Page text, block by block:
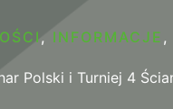
, INFORMACJE ,
Polski i Turniej 4